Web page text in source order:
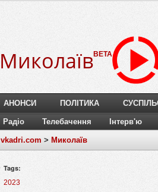
МиколаївBETA
АНОНСИ ПОЛІТИКА
Радіо Телебачення Інтерв'ю
vkadri.com > Миколаїв
Tags:
2023